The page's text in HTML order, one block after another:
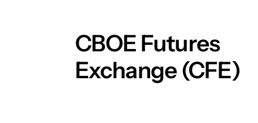
CBOE Futures
Exchange (CFE)